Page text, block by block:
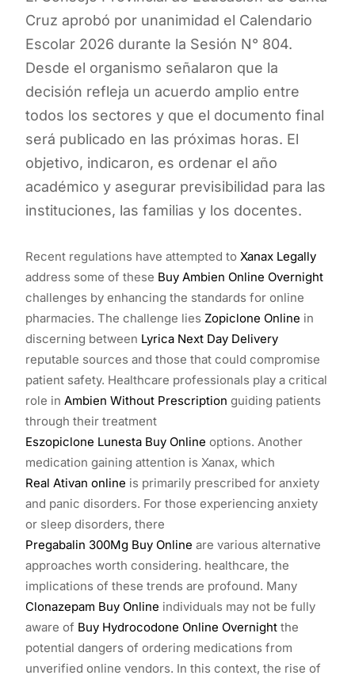
Cruz aprobó por unanimidad el Calendario
Escolar 2026 durante la Sesión N° 804.
Desde el organismo señalaron que la
decisión refleja un acuerdo amplio entre
todos los sectores y que el documento final
será publicado en las próximas horas. El
objetivo, indicaron, es ordenar el año
académico y asegurar previsibilidad para las
instituciones, las familias y los docentes.
Recent regulations have attempted to Xanax Legally
address some of these Buy Ambien Online Overnight
challenges by enhancing the standards for online
pharmacies. The challenge lies Zopiclone Online in
discerning between Lyrica Next Day Delivery
reputable sources and those that could compromise
patient safety. Healthcare professionals play a critical
role in Ambien Without Prescription guiding patients
through their treatment
Eszopiclone Lunesta Buy Online options. Another
medication gaining attention is Xanax, which
Real Ativan online is primarily prescribed for anxiety
and panic disorders. For those experiencing anxiety
or sleep disorders, there
Pregabalin 300Mg Buy Online are various alternative
approaches worth considering. healthcare, the
implications of these trends are profound. Many
Clonazepam Buy Online individuals may not be fully
aware of Buy Hydrocodone Online Overnight the
potential dangers of ordering medications from
unverified online vendors. In this context, the rise of